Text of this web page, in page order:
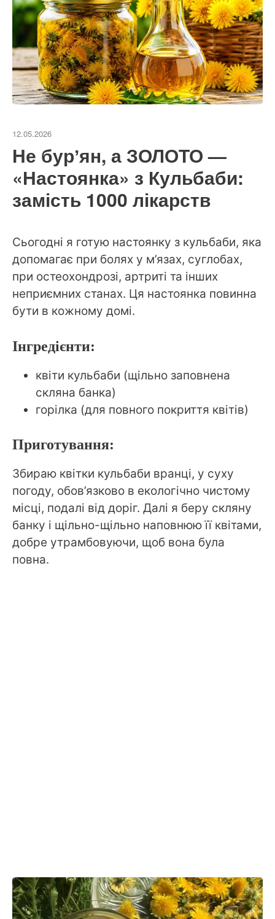
12.05.2026
Не бурʼян, а ЗОЛОТО —
«Настоянка» з Кульбаби:
замість 1000 лікарств
Сьогодні я готую настоянку з кульбаби, яка
допомагає при болях у м’язах, суглобах,
при остеохондрозі, артриті та інших
неприємних станах. Ця настоянка повинна
бути в кожному домі.
Інгредієнти:
квіти кульбаби (щільно заповнена
скляна банка)
горілка (для повного покриття квітів)
Приготування:
Збираю квітки кульбаби вранці, у суху
погоду, обов’язково в екологічно чистому
місці, подалі від доріг. Далі я беру скляну
банку і щільно-щільно наповнюю її квітами,
добре утрамбовуючи, щоб вона була
повна.